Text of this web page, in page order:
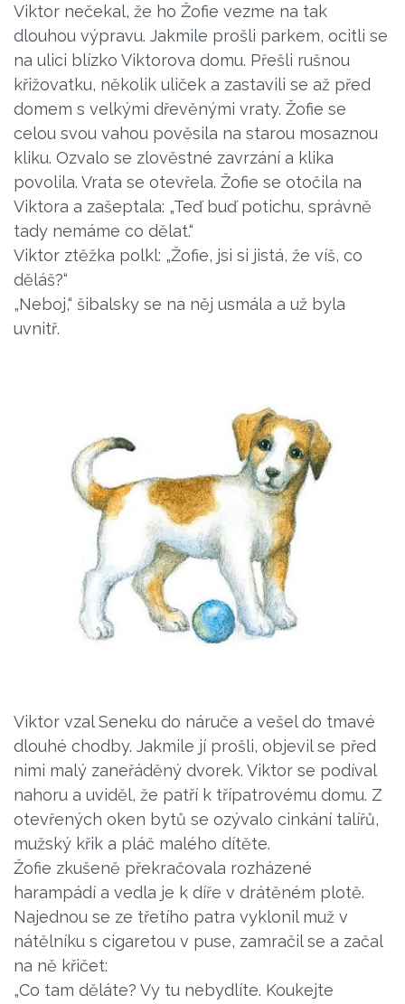
Viktor nečekal, že ho Žofie vezme na tak
dlouhou výpravu. Jakmile prošli parkem, ocitli se
na ulici blízko Viktorova domu. Přešli rušnou
křižovatku, několik uliček a zastavili se až před
domem s velkými dřevěnými vraty. Žofie se
celou svou vahou pověsila na starou mosaznou
kliku. Ozvalo se zlověstné zavrzání a klika
povolila. Vrata se otevřela. Žofie se otočila na
Viktora a zašeptala: „Teď buď potichu, správně
tady nemáme co dělat.“
Viktor ztěžka polkl: „Žofie, jsi si jistá, že víš, co
děláš?“
„Neboj,“ šibalsky se na něj usmála a už byla
uvnitř.
Viktor vzal Seneku do náruče a vešel do tmavé
dlouhé chodby. Jakmile jí prošli, objevil se před
nimi malý zaneřáděný dvorek. Viktor se podíval
nahoru a uviděl, že patří k třípatrovému domu. Z
otevřených oken bytů se ozývalo cinkání talířů,
mužský křik a pláč malého dítěte.
Žofie zkušeně překračovala rozházené
harampádí a vedla je k díře v drátěném plotě.
Najednou se ze třetího patra vyklonil muž v
nátělníku s cigaretou v puse, zamračil se a začal
na ně křičet:
„Co tam děláte? Vy tu nebydlíte. Koukejte